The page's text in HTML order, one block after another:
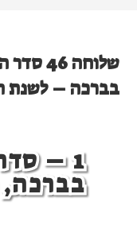
שלוחה
בברכה – לשנת
1 –